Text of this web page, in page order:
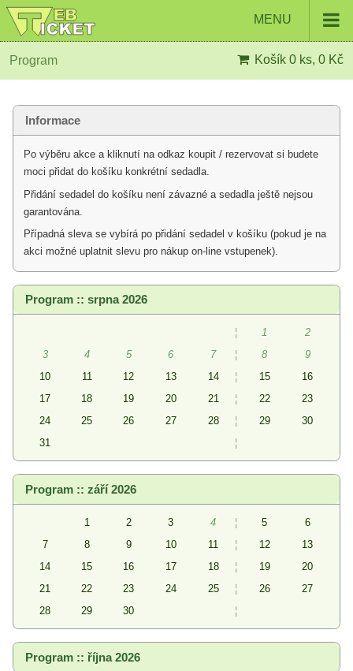
MENU
Program Košík 0 ks, 0 Kč
Informace
Po výběru akce a kliknutí na odkaz koupit / rezervovat si budete
moci přidat do košíku konkrétní sedadla.
Přidání sedadel do košíku není závazné a sedadla ještě nejsou
garantována.
Případná sleva se vybírá po přidání sedadel v košíku (pokud je na
akci možné uplatnit slevu pro nákup on-line vstupenek).
Program :: srpna 2026
¦ 1
2
3
4 5 6 7 ¦ 8
9
10
11 12 13 14 ¦ 15
16
17
18 19 20 21 ¦ 22
23
24
25 26 27 28 ¦ 29
30
31
¦
Program :: září 2026
1 2 3 4 ¦ 5
6
7
8 9 10 11 ¦ 12
13
14
15 16 17 18 ¦ 19
20
21
22 23 24 25 ¦ 26
27
28
29 30 ¦
Program :: října 2026